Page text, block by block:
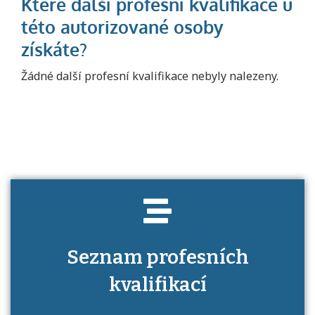
Žádné další profesní kvalifikace nebyly nalezeny.
Seznam profesních
kvalifikací
Projděte si seznam profesních kvalifikací.